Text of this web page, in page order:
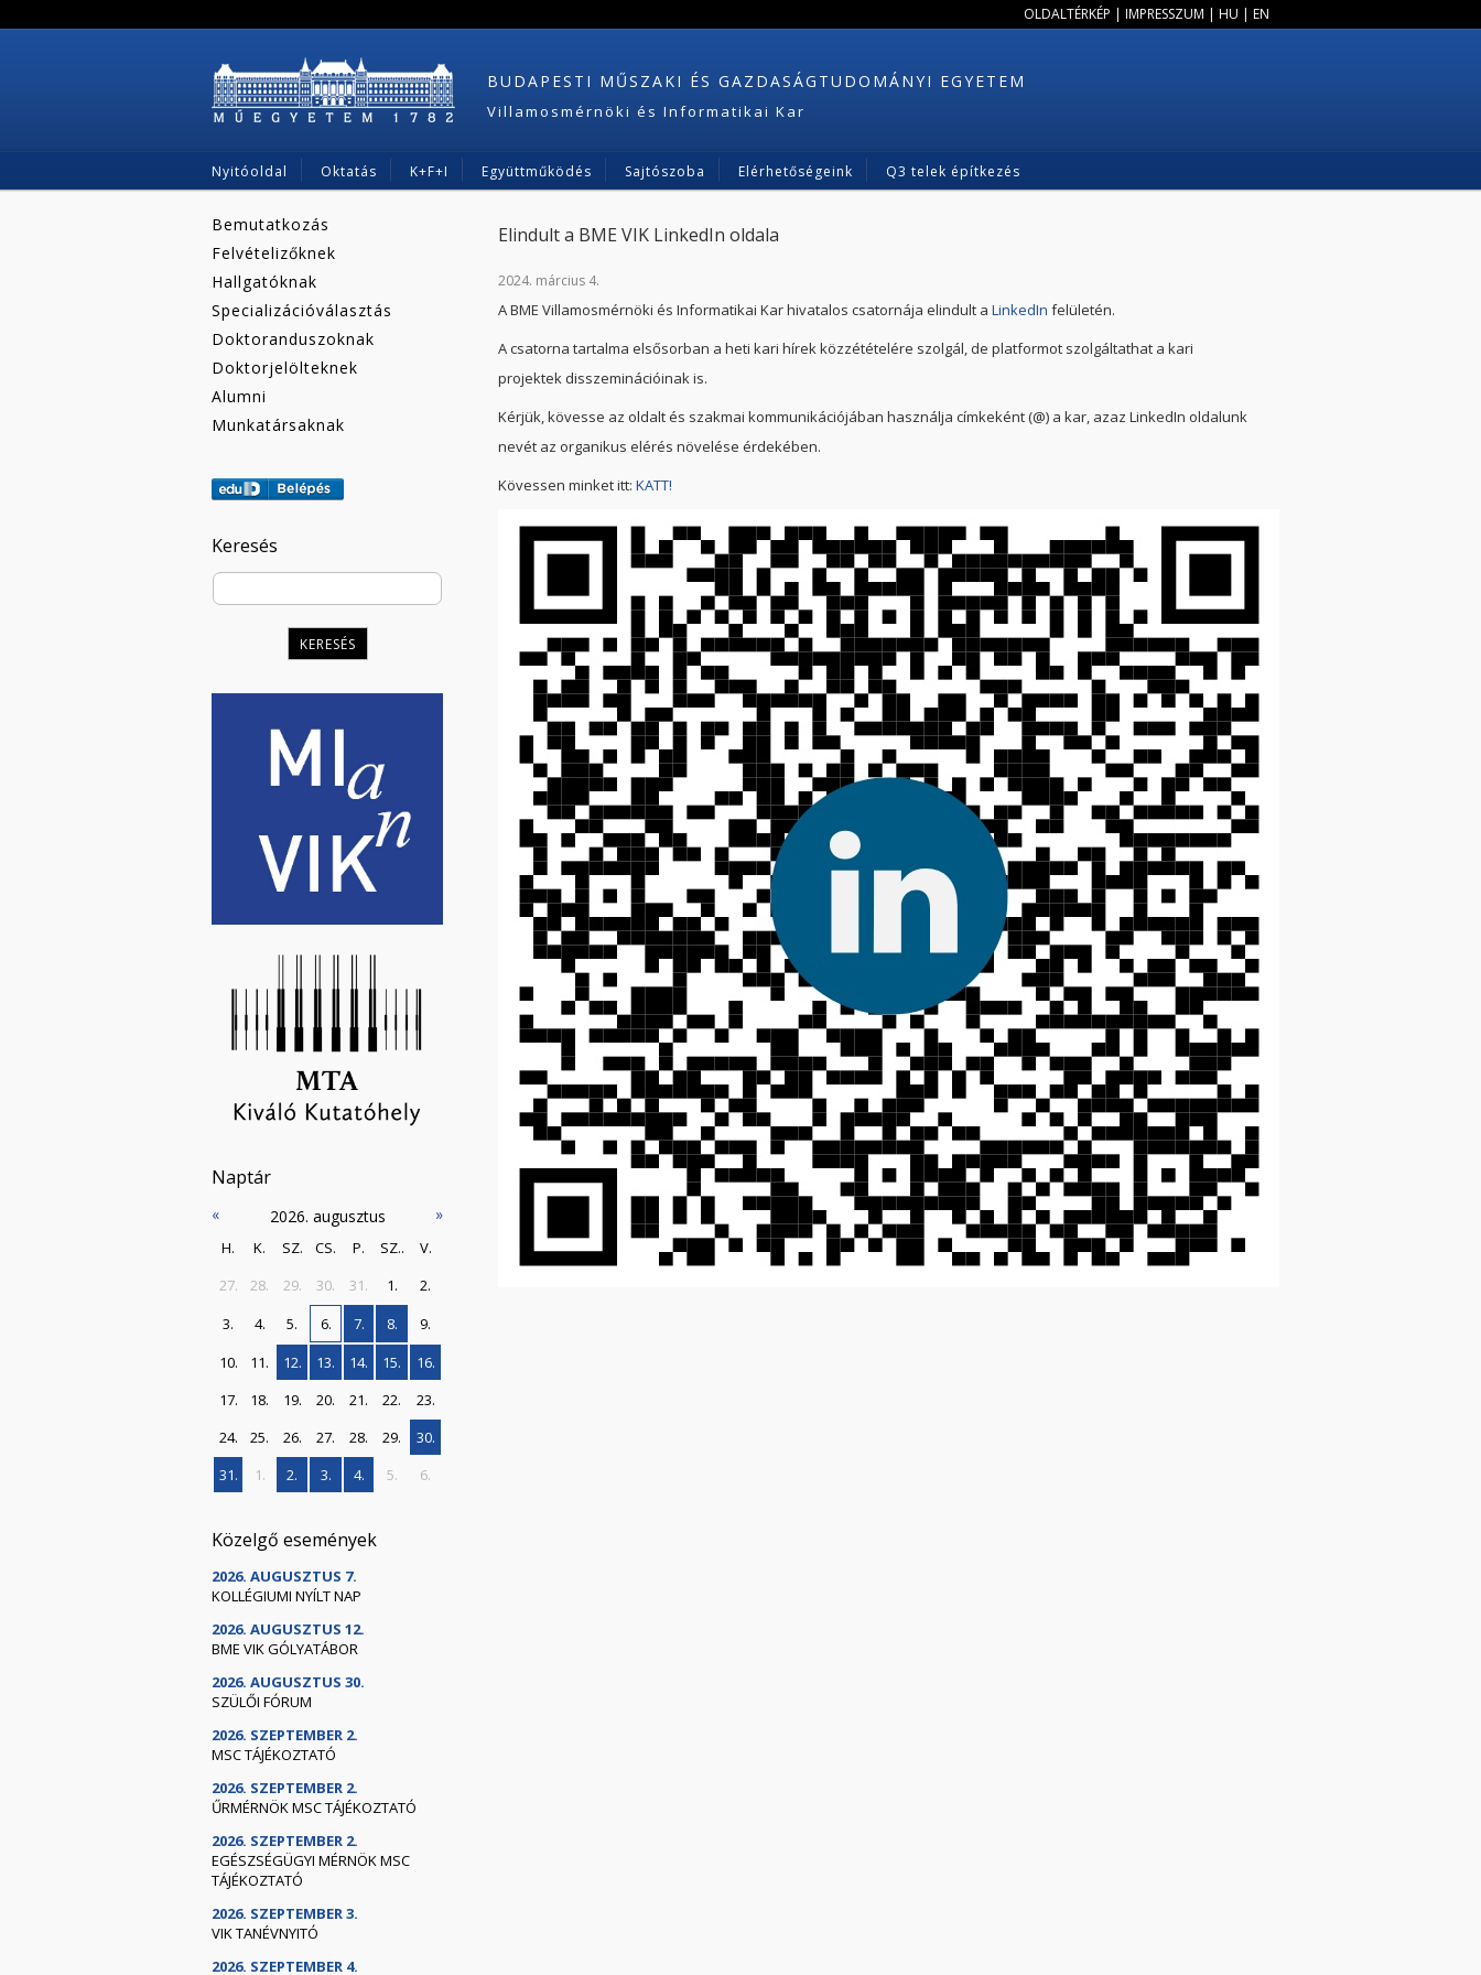
OLDALTÉRKÉP | IMPRESSZUM | HU | EN
BUDAPESTI MŰSZAKI ÉS GAZDASÁGTUDOMÁNYI EGYETEM
Villamosmérnöki és Informatikai Kar
Nyitóoldal Oktatás K+F+I Együttműködés Sajtószoba Elérhetőségeink Q3 telek építkezés
Bemutatkozás
Felvételizőknek
Hallgatóknak
Specializációválasztás
Doktoranduszoknak
Doktorjelölteknek
Alumni
Munkatársaknak
Keresés
Naptár
« 2026. augusztus »
H. K. SZ. CS. P. SZ..
V.
27.
28. 29. 30. 31. 1.
2.
3.
4. 5. 6. 7. 8.
9.
10.
11. 12. 13. 14. 15.
16.
17.
18. 19. 20. 21. 22.
23.
24.
25. 26. 27. 28. 29.
30.
31.
1. 2. 3. 4. 5. 6.
Közelgő események
2026. AUGUSZTUS 7.
KOLLÉGIUMI NYÍLT NAP
2026. AUGUSZTUS 12.
BME VIK GÓLYATÁBOR
2026. AUGUSZTUS 30.
SZÜLŐI FÓRUM
2026. SZEPTEMBER 2.
MSC TÁJÉKOZTATÓ
2026. SZEPTEMBER 2.
ŰRMÉRNÖK MSC TÁJÉKOZTATÓ
2026. SZEPTEMBER 2.
EGÉSZSÉGÜGYI MÉRNÖK MSC
TÁJÉKOZTATÓ
2026. SZEPTEMBER 3.
VIK TANÉVNYITÓ
2026. SZEPTEMBER 4.
Elindult a BME VIK LinkedIn oldala
2024. március 4.
A BME Villamosmérnöki és Informatikai Kar hivatalos csatornája elindult a LinkedIn felületén.
A csatorna tartalma elsősorban a heti kari hírek közzétételére szolgál, de platformot szolgáltathat a kari
projektek disszeminációinak is.
Kérjük, kövesse az oldalt és szakmai kommunikációjában használja címkeként (@) a kar, azaz LinkedIn oldalunk
nevét az organikus elérés növelése érdekében.
Kövessen minket itt: KATT!